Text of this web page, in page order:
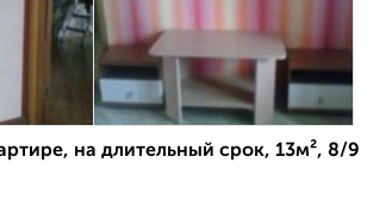
на длительный срок, 13м², 8/9